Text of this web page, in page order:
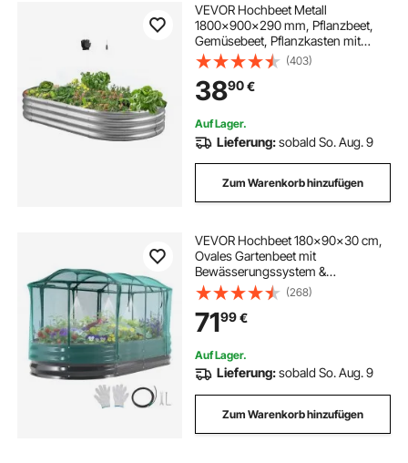
VEVOR Hochbeet Metall
1800x900x290 mm, Pflanzbeet,
Gemüsebeet, Pflanzkasten mit
offenem Boden & abgerundeten
Kanten, Blumenbeet, Kräuterbeet,
ideal für Gemüse, Blumen, Kräuter &
Sukkulenten, Oval
(403)
3890€
Auf Lager.
Lieferung:sobald So. Aug. 9
Zum Warenkorb hinzufügen
VEVOR Hochbeet 180x90x30 cm,
Ovales Gartenbeet mit
Bewässerungssystem &
Netzabdeckung, Pflanzkasten-Set
für den Außenbereich, Blumenbeet,
Pflanzbeet,Geeignet für Blumen,
Obst & Gemüse, Dunkelgrau
(268)
7199€
Auf Lager.
Lieferung:sobald So. Aug. 9
Zum Warenkorb hinzufügen